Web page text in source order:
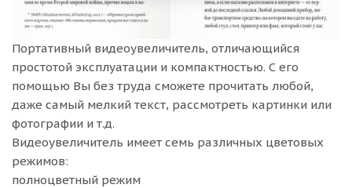
Портативный видеоувеличитель, отличающийся
простотой эксплуатации и компактностью. С его
помощью Вы без труда сможете прочитать любой,
даже самый мелкий текст, рассмотреть картинки или
фотографии и т.д.
Видеоувеличитель имеет семь различных цветовых
режимов:
полноцветный режим